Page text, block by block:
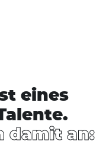
eines
damit an: